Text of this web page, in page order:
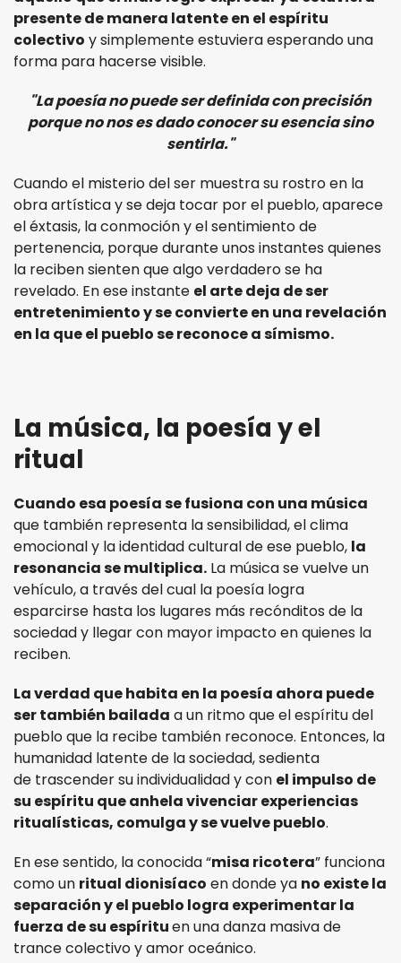
presente de manera latente en el espíritu
colectivo y simplemente estuviera esperando una
forma para hacerse visible.
"La poesía no puede ser definida con precisión
porque no nos es dado conocer su esencia sino
sentirla."
Cuando el misterio del ser muestra su rostro en la
obra artística y se deja tocar por el pueblo, aparece
el éxtasis, la conmoción y el sentimiento de
pertenencia, porque durante unos instantes quienes
la reciben sienten que algo verdadero se ha
revelado. En ese instante el arte deja de ser
entretenimiento y se convierte en una revelación
en la que el pueblo se reconoce a símismo.
La música, la poesía y el
ritual
Cuando esa poesía se fusiona con una música
que también representa la sensibilidad, el clima
emocional y la identidad cultural de ese pueblo, la
resonancia se multiplica. La música se vuelve un
vehículo, a través del cual la poesía logra
esparcirse hasta los lugares más recónditos de la
sociedad y llegar con mayor impacto en quienes la
reciben.
La verdad que habita en la poesía ahora puede
ser también bailada a un ritmo que el espíritu del
pueblo que la recibe también reconoce. Entonces, la
humanidad latente de la sociedad, sedienta
de trascender su individualidad y con el impulso de
su espíritu que anhela vivenciar experiencias
ritualísticas, comulga y se vuelve pueblo.
En ese sentido, la conocida “misa ricotera” funciona
como un ritual dionisíaco en donde ya no existe la
separación y el pueblo logra experimentar la
fuerza de su espírituen una danza masiva de
trance colectivo y amor oceánico.